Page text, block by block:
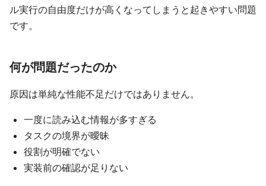
ル実行の自由度だけが高くなってしまうと起きやすい問題
です。
何が問題だったのか
原因は単純な性能不足だけではありません。
一度に読み込む情報が多すぎる
タスクの境界が曖昧
役割が明確でない
実装前の確認が足りない